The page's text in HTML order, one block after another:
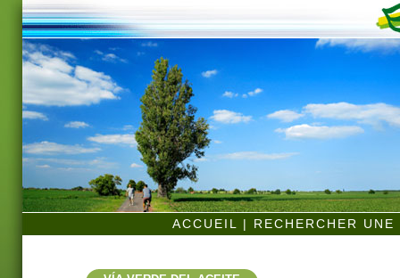
ACCUEIL | RECHERCHER